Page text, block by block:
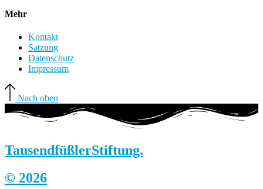
Mehr
Kontakt
Satzung
Datenschutz
Impressum
Nach oben
TausendfüßlerStiftung.
© 2026